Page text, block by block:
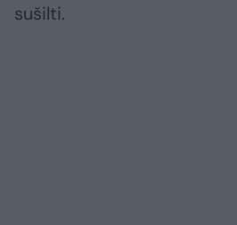
sušilti.